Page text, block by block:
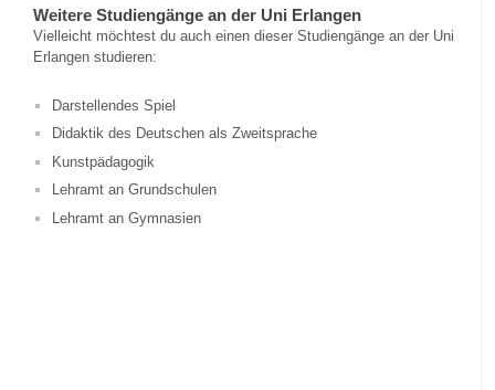
Weitere Studiengänge an der Uni Erlangen
Vielleicht möchtest du auch einen dieser Studiengänge an der Uni
Erlangen studieren:
Darstellendes Spiel
Didaktik des Deutschen als Zweitsprache
Kunstpädagogik
Lehramt an Grundschulen
Lehramt an Gymnasien